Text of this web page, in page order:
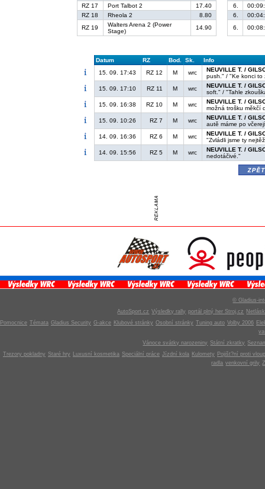
RZ 17
Port Talbot 2 17.40 6.
RZ 18
Rheola 2 8.80 6.
RZ 19
Walters Arena 2 (Power
Stage)
14.90 6.
Datum RZ Bod. Sk.
Info
15. 09. 17:43
RZ 12 M wrc
NEUVILLE T. /
push." / "Ke konci to
15. 09. 17:10
RZ 11 M wrc
NEUVILLE T. /
soft." / "Tahle
15. 09. 16:38
RZ 10 M wrc
NEUVILLE T. /
možná trošku měkčí
15. 09. 10:26
RZ 7 M wrc
NEUVILLE T. /
autě máme po
14. 09. 16:36
RZ 6 M wrc
NEUVILLE T. /
"Zvládli jsme ty
14. 09. 15:56
RZ 5 M wrc
NEUVILLE T. /
nedotáčivé."
© Gladius-
AutoSport.cz Výsledky rally portál plný her Stroj.cz
Pomocnice Témata Gladius Security G-akce Klubové stránky Osobní stránky Tuning auto Volby 2006
Vánoce svátky narozeniny Státní zkratky
Trezory pokladny Staré hry Luxusní kosmetika Speciální práce Jízdní kola Kulomety
Pojišt?ní proti
radla venkovní grily